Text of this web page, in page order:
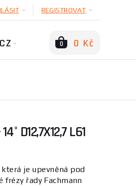
REGISTROVAT
CZ 0 0 Kč
D12,7X12,7 L61
je upevněná pod
řady Fachmann